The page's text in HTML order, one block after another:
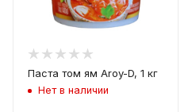
Паста том ям Aroy-D, 1 кг
Нет в наличии